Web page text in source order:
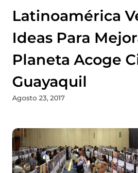
Latinoamérica
Ideas Para
Planeta Acoge
Guayaquil
Agosto 23, 2017